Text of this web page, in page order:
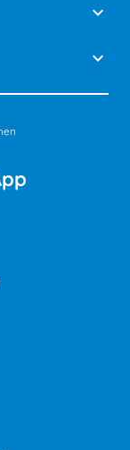
keyboard_arrow_down
keyboard_arrow_down